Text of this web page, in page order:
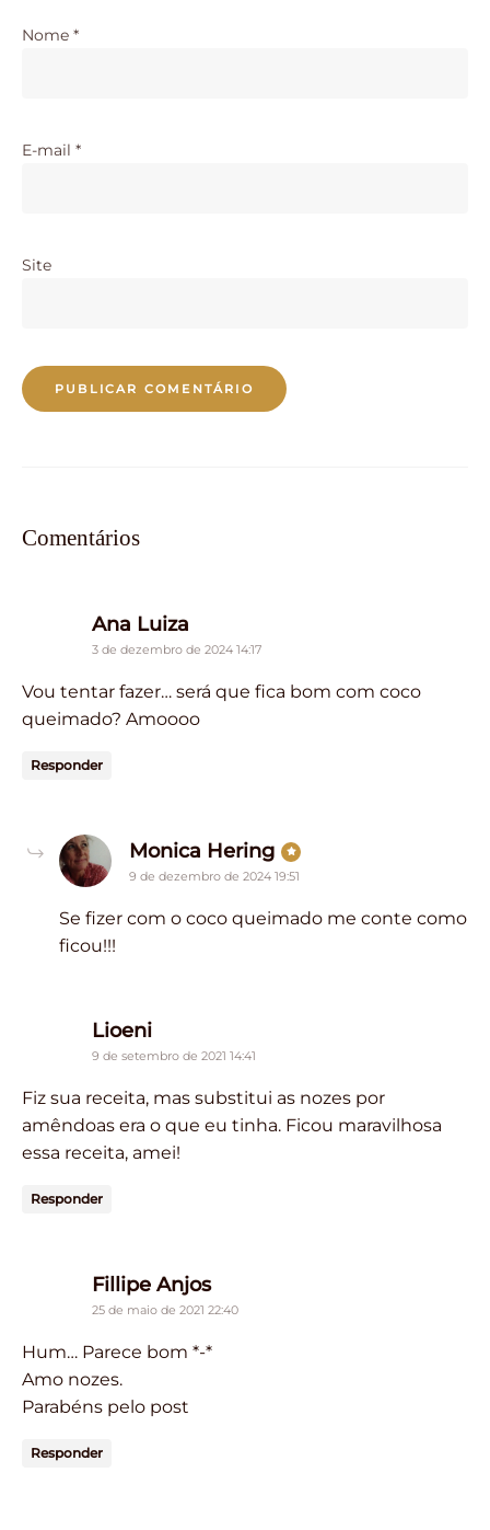
Nome *
E-mail *
Site
Comentários
Ana Luiza
3 de dezembro de 2024 14:17
Vou tentar fazer… será que fica bom com coco
queimado? Amoooo
Responder
Monica Hering says:
9 de dezembro de 2024 19:51
Se fizer com o coco queimado me conte como
ficou!!!
Lioenisays:
9 de setembro de 2021 14:41
Fiz sua receita, mas substitui as nozes por
amêndoas era o que eu tinha. Ficou maravilhosa
essa receita, amei!
Responder
Fillipe Anjossays:
25 de maio de 2021 22:40
Hum… Parece bom *-*
Amo nozes.
Parabéns pelo post
Responder